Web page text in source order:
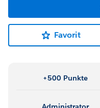
Favorit
+500 Punkte